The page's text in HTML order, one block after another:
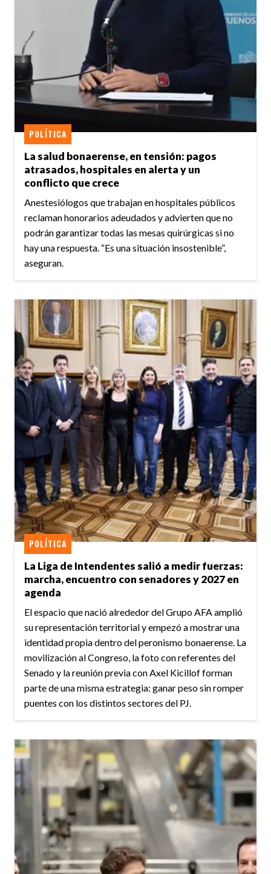
La salud bonaerense, en tensión: pagos
atrasados, hospitales en alerta y un
conflicto que crece
POLÍTICA
Anestesiólogos que trabajan en hospitales públicos
reclaman honorarios adeudados y advierten que no
podrán garantizar todas las mesas quirúrgicas si no
hay una respuesta. “Es una situación insostenible”,
aseguran.
La Liga de Intendentes salió a medir fuerzas:
marcha, encuentro con senadores y 2027 en
agenda
POLÍTICA
El espacio que nació alrededor del Grupo AFA amplió
su representación territorial y empezó a mostrar una
identidad propia dentro del peronismo bonaerense. La
movilización al Congreso, la foto con referentes del
Senado y la reunión previa con Axel Kicillof forman
parte de una misma estrategia: ganar peso sin romper
puentes con los distintos sectores del PJ.